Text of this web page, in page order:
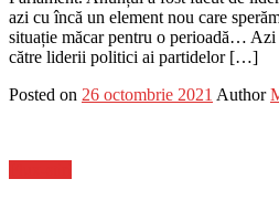
azi cu încă un element nou care
situație măcar pentru o perioadă… Azi
către liderii politici ai partidelor […]
Posted on 26 octombrie 2021 Author